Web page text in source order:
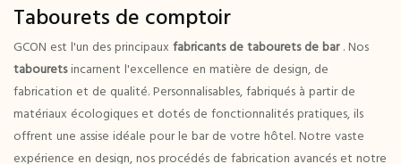
Tabourets de comptoir
GCON est l'un des principaux fabricants de tabourets de bar. Nos
tabouretsincarnent l'excellence en matière de design, de
fabrication et de qualité. Personnalisables, fabriqués à partir de
matériaux écologiques et dotés de fonctionnalités pratiques, ils
offrent une assise idéale pour le bar de votre hôtel. Notre vaste
expérience en design, nos procédés de fabrication avancés et notre